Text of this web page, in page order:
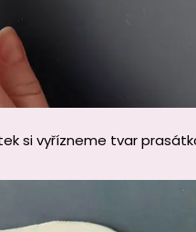
si vyřízneme tvar